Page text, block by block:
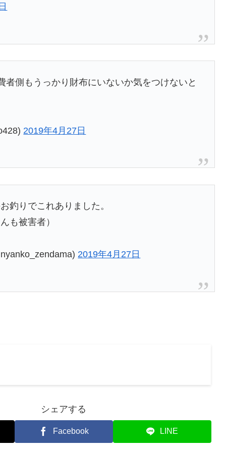
側もうっかり財布にいないか気をつけないと
2019年4月27日
釣りでこれありました。
も被害者）
2019年4月27日
シェアする
Facebook LINE